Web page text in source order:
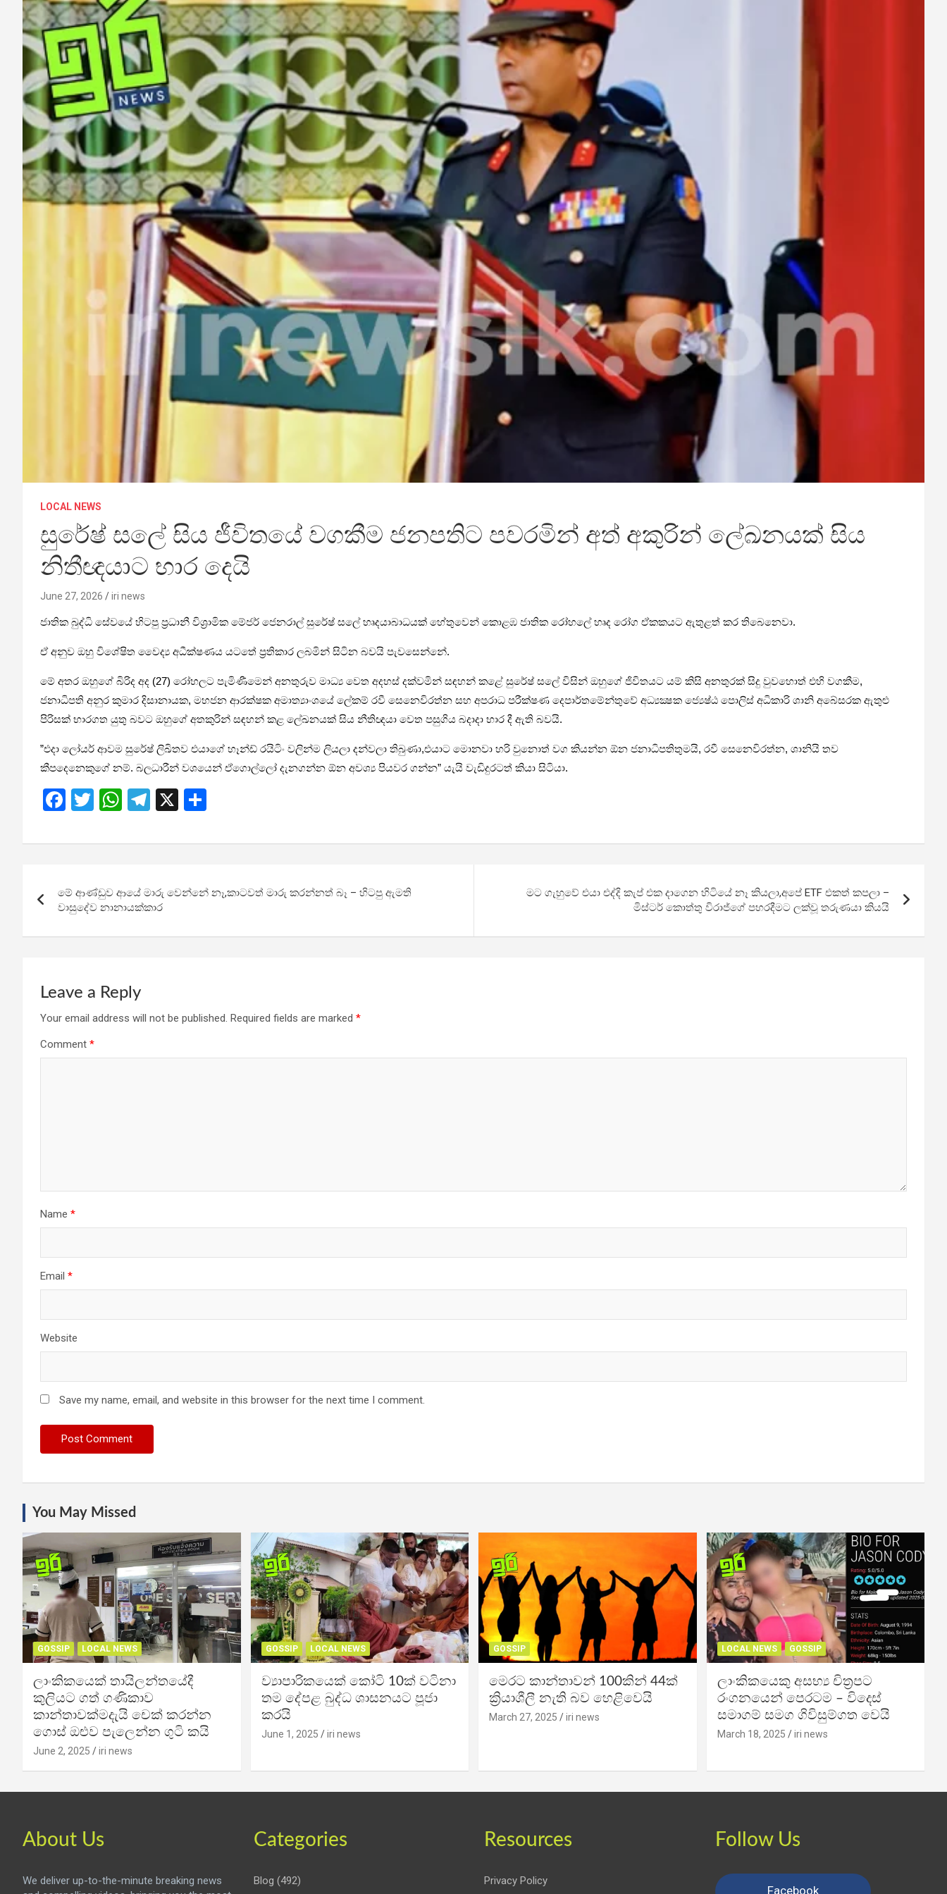
LOCAL NEWS
සුරේෂ් සලේ සිය ජීවිතයේ වගකීම ජනපතිට පවරමින් අත් අකුරින් ලේඛනයක් සිය
නිතීඥයාට භාර දෙයි
June 27, 2026 iri news
ජාතික බුද්ධි සේවයේ හිටපු ප්‍රධානී විශ්‍රාමික මේජර් ජෙනරාල් සුරේෂ් සලේ හෘදයාබාධයක් හේතුවෙන් කොළඹ ජාතික රෝහලේ හෘද රෝග ඒකකයට ඇතුළත් කර තිබෙනෙවා.
ඒ අනුව ඔහු විශේෂිත වෛද්‍ය අධීක්ෂණය යටතේ ප්‍රතිකාර ලබමින් සිටින බවයි පැවසෙන්නේ.
මේ අතර ඔහුගේ බිරිද අද (27) රෝහලට පැමිණීමෙන් අනතුරුව මාධ්‍ය වෙත අදහස් දක්වමින් සඳහන් කළේ සුරේෂ් සලේ විසින් ඔහුගේ ජිවිතයට යම් කිසි අනතුරක් සිදු වුවහොත් එහි වගකීම,
ජනාධිපති අනුර කුමාර දිසානායක, මහජන ආරක්ෂක අමාත්‍යාංශයේ ලේකම් රවී සෙනෙවිරත්න සහ අපරාධ පරීක්ෂණ දෙපාර්තමේන්තුවේ අධ්‍යක්‍ෂක ජ්‍යෙෂ්ඨ පොලිස් අධිකාරි ශානි අබේසරක ඇතුළු
පිරිසක් භාරගත යුතු බවට ඔහුගේ අතකුරින් සඳහන් කළ ලේඛනයක් සිය නීතිඥයා වෙත පසුගිය බදාදා භාර දී ඇති බවයි.
”එදා ලෝයර් ආවම සුරේෂ් ලිඛිතව එයාගේ හෑන්ඩ් රයිටිං වලින්ම ලියලා දන්වලා තිබුණා,එයාට මොනවා හරි වුනොත් වග කියන්න ඕන ජනාධිපතිතුමයි, රවී සෙනෙවිරත්න, ශානියි තව
කීපදෙනෙකුගේ නම්. බලධාරීන් වශයෙන් ඒගොල්ලෝ දැනගන්න ඕන අවශ්‍ය පියවර ගන්න” යැයි වැඩිදුරටත් කියා සිටියා.
F
ce
o
o
k
T
tt
W
at
A
p
p
T
e
a
m
X
ar
navigation
මේ ආණ්ඩුව ආයේ මාරු වෙන්නේ නෑ,කාටවත් මාරු කරන්නත් බෑ – හිටපු ඇමති
වාසුදේව නානායක්කාර
මට ගැහුවේ එයා එද්දි කැප් එක දාගෙන හිටියේ නෑ කියලා,අපේ ETF එකත් කපලා –
මිස්ටර් කොත්තු විරාජ්ගේ පහරදීමට ලක්වූ තරුණයා කියයි
Leave a Reply
Your email address will not be published. Required fields are marked *
Comment *
Name *
Email *
Website
Save my name, email, and website in this browser for the next time I comment.
You May Missed
GOSSIP LOCAL NEWS
ලාංකිකයෙක් තායිලන්තයේදී
කුලියට ගත් ගණිකාව
කාන්තාවක්මදැයි චෙක් කරන්න
ගොස් ඔළුව පැලෙන්න ගුටි කයි
June 2, 2025 iri news
GOSSIP LOCAL NEWS
ව්‍යාපාරිකයෙක් කෝටි 10ක් වටිනා
තම දේපළ බුද්ධ ශාසනයට පූජා
කරයි
June 1, 2025 iri news
GOSSIP
මෙරට කාන්තාවන් 100කින් 44ක්
ක්‍රියාශීලී නැති බව හෙළිවෙයි
March 27, 2025 iri news
LOCAL NEWS GOSSIP
ලාංකිකයෙකු අසභ්‍ය චිත්‍රපට
රංගනයෙන් පෙරටම – විදෙස්
සමාගම් සමග ගිවිසුම්ගත වෙයි
March 18, 2025 iri news
About Us
We deliver up-to-the-minute breaking news
Categories
Blog (492)
Resources
Privacy Policy
Follow Us
Facebook